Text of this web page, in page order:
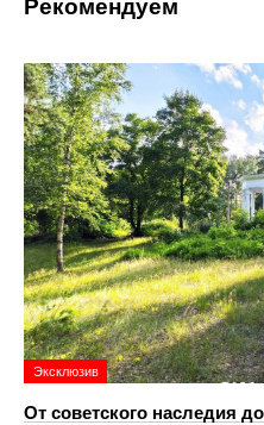
Рекомендуем
Эксклюзив
От советского наследия